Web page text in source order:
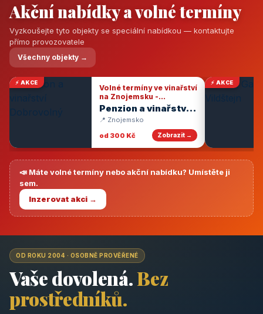
Akční nabídky a volné termíny
Vyzkoušejte tyto objekty se speciální nabídkou — kontaktujte
přímo provozovatele
Všechny objekty →
⚡ AKCE
Volné termíny ve vinařství
na Znojemsku -
degustace vín
Penzion a vinařství
Dobrovolný
📍 Znojemsko
od 300 Kč
Zobrazit →
⚡ AKCE
📣 Máte volné termíny nebo akční nabídku? Umístěte ji
sem.
Inzerovat akci →
OD ROKU 2004 · OSOBNĚ PROVĚŘENÉ
Vaše dovolená.Bez
prostředníků.